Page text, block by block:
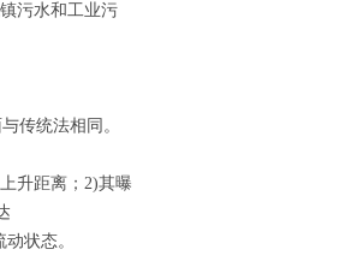
污水和工业污
传统法相同。
升距离；2)其曝
状态。